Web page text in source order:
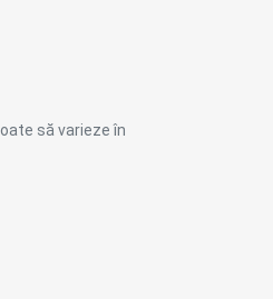
să varieze în